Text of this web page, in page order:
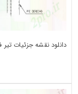
دانلود نقشه جزئیات تیر